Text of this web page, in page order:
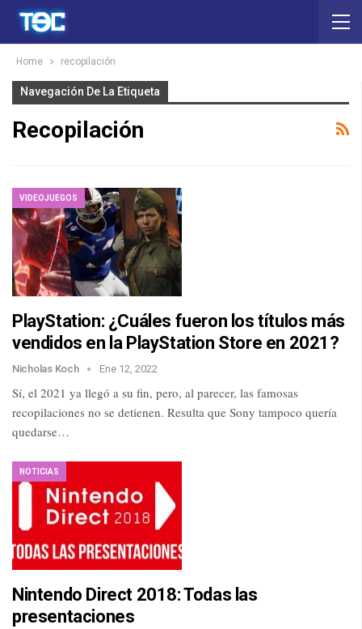
Home recopilación
Navegación De La Etiqueta
Recopilación
VIDEOJUEGOS
PlayStation: ¿Cuáles fueron los títulos más
vendidos en la PlayStation Store en 2021?
Nicholas Koch Ene 12, 2022
Sí, el 2021 ya llegó a su fin, pero, al parecer, las famosas
recopilaciones no se detienen. Resulta que Sony tampoco quería
quedarse…
NOTICIAS
Nintendo Direct 2018: Todas las
presentaciones